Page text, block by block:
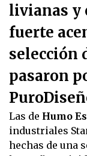
livianas y
fuerte
selección
pasaron
Las de Humo
industriales
hechas de una